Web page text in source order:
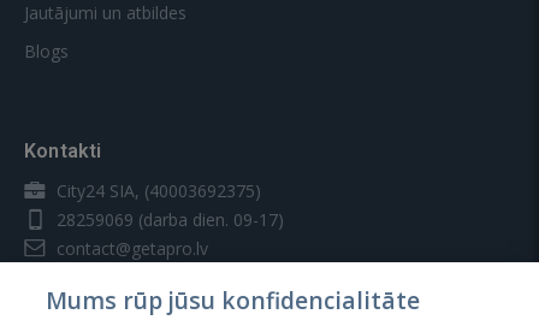
Jautājumi un atbildes
Blogs
Kontakti
City24 SIA, (40003692375)
28259069 (darba dien. 09-17)
contact@getapro.lv
Mums rūp jūsu konfidencialitāte